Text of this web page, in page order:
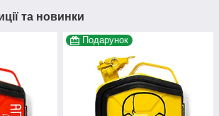
та новинки
Подарунок